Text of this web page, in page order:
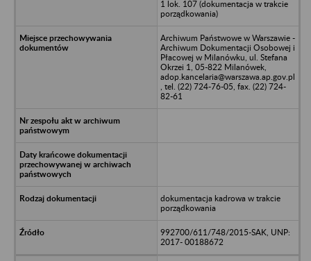
1 lok. 107 (dokumentacja w trakcie
porządkowania)
Archiwum Państwowe w Warszawie -
Archiwum Dokumentacji Osobowej i
Płacowej w Milanówku, ul. Stefana
Okrzei 1, 05-822 Milanówek,
adop.kancelaria@warszawa.ap.gov.pl
, tel. (22) 724-76-05, fax. (22) 724-
82-61
dokumentacja kadrowa w trakcie
porządkowania
992700/611/748/2015-SAK, UNP:
2017- 00188672